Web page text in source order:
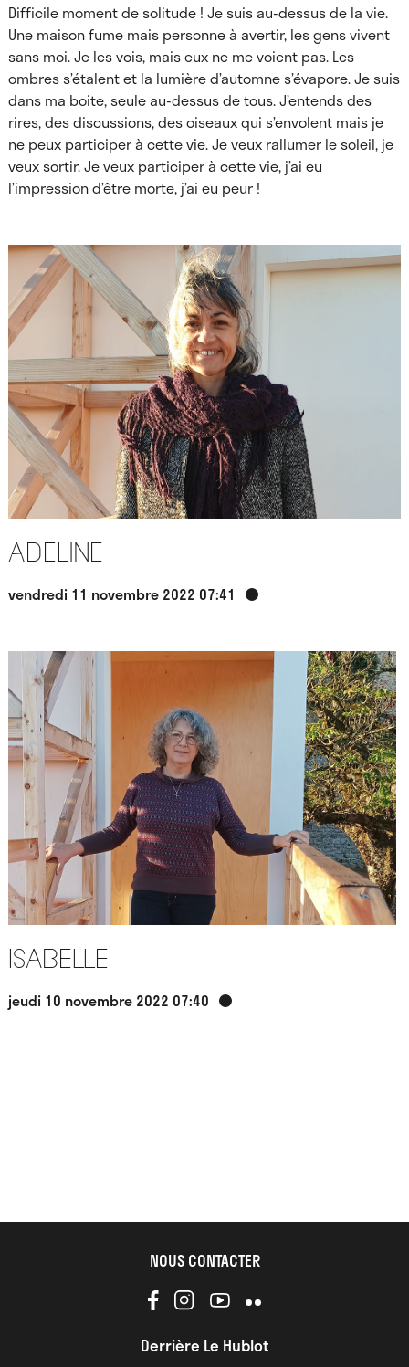
Difficile moment de solitude ! Je suis au-dessus de la vie.
Une maison fume mais personne à avertir, les gens vivent
sans moi. Je les vois, mais eux ne me voient pas. Les
ombres s’étalent et la lumière d’automne s’évapore. Je suis
dans ma boite, seule au-dessus de tous. J’entends des
rires, des discussions, des oiseaux qui s’envolent mais je
ne peux participer à cette vie. Je veux rallumer le soleil, je
veux sortir. Je veux participer à cette vie, j’ai eu
l’impression d’être morte, j’ai eu peur !
Adeline
vendredi 11 novembre 2022 07:41
Isabelle
jeudi 10 novembre 2022 07:40
NOUS CONTACTER
Derrière Le Hublot